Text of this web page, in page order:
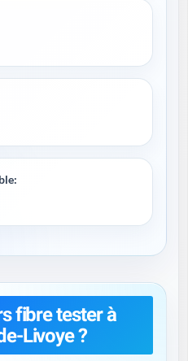
fibre tester à
Livoye ?